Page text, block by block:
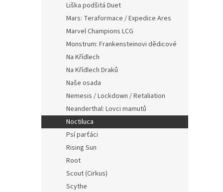
Liška podšitá Duet
Mars: Teraformace / Expedice Ares
Marvel Champions LCG
Monstrum: Frankensteinovi dědicové
Na Křídlech
Na Křídlech Draků
Naše osada
Nemesis / Lockdown / Retaliation
Neanderthal: Lovci mamutů
Noctiluca
Psí parťáci
Rising Sun
Root
Scout (Cirkus)
Scythe